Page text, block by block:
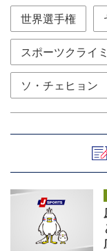
世界選手権
スポーツクライ
ソ・チェヒョン